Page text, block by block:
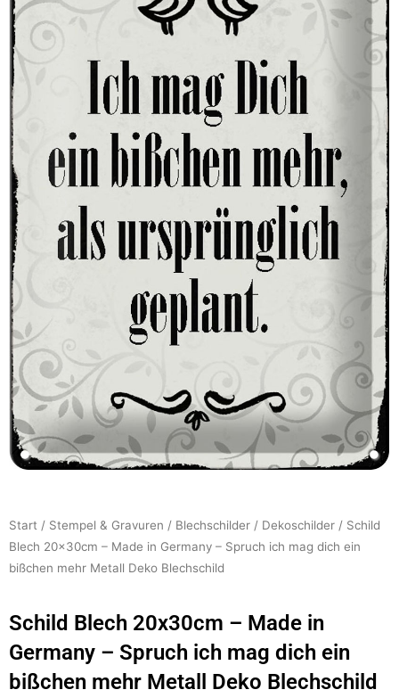
Start / Stempel & Gravuren / Blechschilder / Dekoschilder / Schild
Blech 20x30cm – Made in Germany – Spruch ich mag dich ein
bißchen mehr Metall Deko Blechschild
Schild Blech 20x30cm – Made in
Germany – Spruch ich mag dich ein
bißchen mehr Metall Deko Blechschild